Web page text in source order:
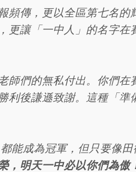
傳，更以全區第七名的
更讓「一中人」的名字在
師們的無私付出。你們在
利後謙遜致謝。這種「準
能成為冠軍，但只要像
，明天一中必以你們為傲